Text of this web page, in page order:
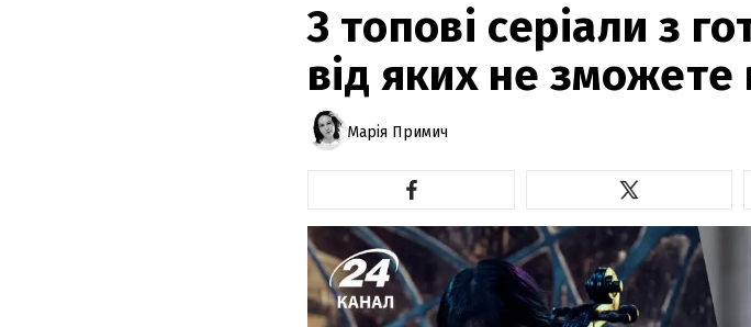
3 топові серіали з
від яких не зможете
Марія Примич